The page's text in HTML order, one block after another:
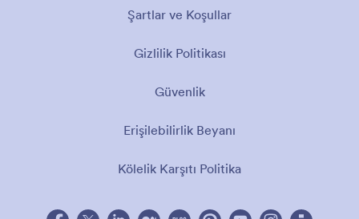
Şartlar ve Koşullar
Gizlilik Politikası
Güvenlik
Erişilebilirlik Beyanı
Kölelik Karşıtı Politika